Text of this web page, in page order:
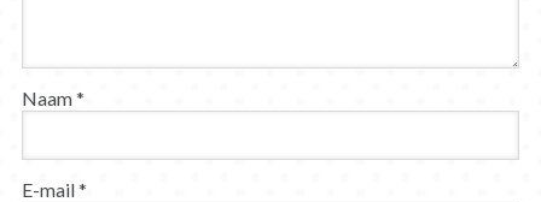
Naam*
E-mail*